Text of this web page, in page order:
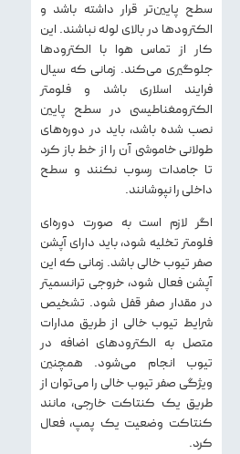
سطح پایین‌تر قرار داشته باشد و
الکترودها در بالای لوله نباشند. این
کار از تماس هوا با الکترودها
جلوگیری می‌کند. زمانی که سیال
فرایند اسلاری باشد و فلومتر
الکترومغناطیسی در سطح پایین
نصب شده باشد، باید در دوره‌های
طولانی خاموشی آن را از خط باز کرد
تا جامدات رسوب نکنند و سطح
داخلی را نپوشانند.
اگر لازم است به صورت دوره‌ای
فلومتر تخلیه شود، باید دارای آپشن
صفر تیوب خالی باشد. زمانی که این
آپشن فعال شود، خروجی ترانسمیتر
در مقدار صفر قفل شود. تشخیص
شرایط تیوب خالی از طریق مدارات
متصل به الکترودهای اضافه در
تیوب انجام می‌شود. همچنین
ویژگی صفر تیوب خالی را می‌توان از
طریق یک کنتاکت خارجی، مانند
کنتاکت وضعیت یک پمپ، فعال
کرد.